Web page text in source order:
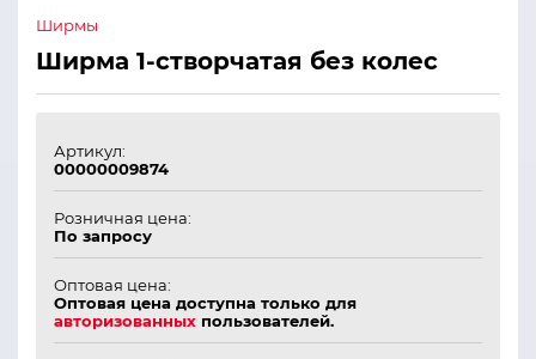
Ширмы
Ширма 1-створчатая без колес
Артикул:
00000009874
Розничная цена:
По запросу
Оптовая цена:
Оптовая цена доступна только для
авторизованных пользователей.